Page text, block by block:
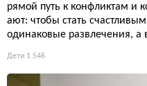
рямой путь к конфликтам и
ают: чтобы стать
одинаковые развлечения,
Дети 1 546